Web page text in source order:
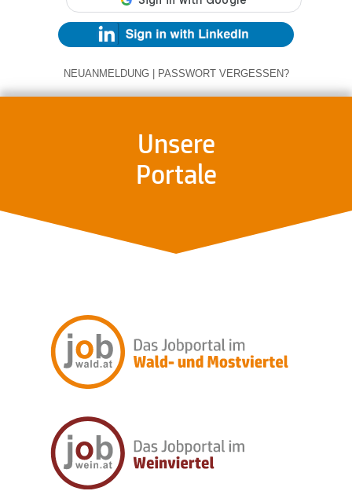
NEUANMELDUNG | PASSWORT VERGESSEN?
Unsere
Portale